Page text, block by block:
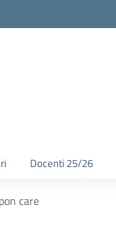
Docenti 25/26
care